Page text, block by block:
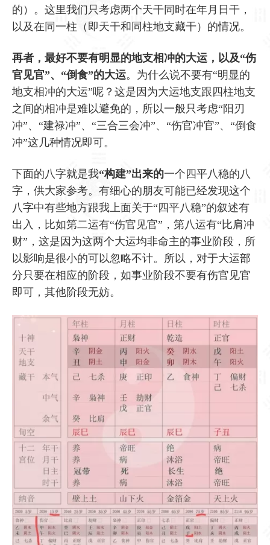
的）。这里我们只考虑两个天干同时在年月日干，
以及在同一柱（即天干和同柱地支藏干）的情况。
再者，最好不要有明显的地支相冲的大运，以及“伤
官见官”、“倒食”的大运。为什么说不要有“明显的
地支相冲的大运”呢？这是因为大运地支跟四柱地支
之间的相冲是难以避免的，所以一般只考虑“阳刃
冲”、“建禄冲”、“三合三会冲”、“伤官冲官”、“倒食
冲”这几种情况即可。
下面的八字就是我“构建”出来的一个四平八稳的八
字，供大家参考。有细心的朋友可能已经发现这个
八字中有些地方跟我上面关于“四平八稳”的叙述有
出入，比如第二运有“伤官见官”，第八运有“比肩冲
财”，这是因为这两个大运均非命主的事业阶段，所
以影响是很小的可以忽略不计。所以，对于大运部
分只要在相应的阶段，如事业阶段不要有伤官见官
即可，其他阶段无妨。